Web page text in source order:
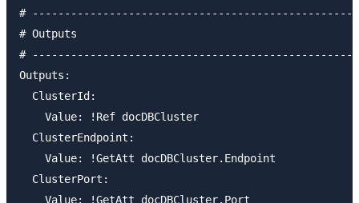
#
# Outputs
#
Outputs:
  ClusterId:
    Value: !Ref docDBCluster
  ClusterEndpoint:
    Value: !GetAtt docDBCluster.Endpoint
  ClusterPort:
    Value: !GetAtt docDBCluster.Port